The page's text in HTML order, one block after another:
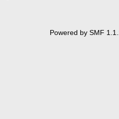
Powered by SMF